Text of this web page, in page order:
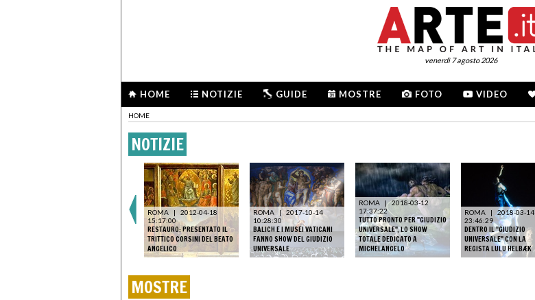
venerdì 7 agosto 2026
HOME NOTIZIE GUIDE MOSTRE FOTO VIDEO
HOME
NOTIZIE
ROMA |
2012-04-18
15:17:00
RESTAURO: PRESENTATO IL
TRITTICO CORSINI DEL BEATO
ANGELICO
ROMA | 2017-10-14
10:28:30
BALICH E I MUSEI VATICANI
FANNO SHOW DEL GIUDIZIO
UNIVERSALE
ROMA | 2018-03-12
17:37:22
TUTTO PRONTO PER "GIUDIZIO
UNIVERSALE", LO SHOW
TOTALE DEDICATO A
MICHELANGELO
ROMA |
2018-03-14
23:46:29
DENTRO IL "GIUDIZIO
UNIVERSALE" CON LA
REGISTA LULU HELBÆK
MOSTRE